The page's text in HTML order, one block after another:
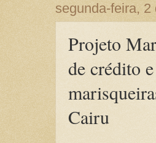
segunda-feira, 2
Projeto
de crédito
Cairu